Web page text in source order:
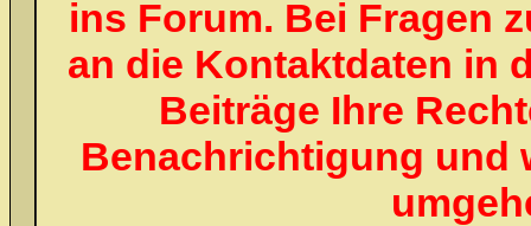
ins Forum. Bei Fragen
an die Kontaktdaten in
Beiträge Ihre
Benachrichtigung und